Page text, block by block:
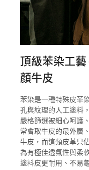
頂級苯染工
顏牛皮
苯染是一種特殊皮革
孔與紋理的人工塗料
嚴格篩選被細心呵護
常會取牛皮的最外層
牛皮，而這類皮革只
為有極佳透氣性與柔
塗料皮更耐用、不易